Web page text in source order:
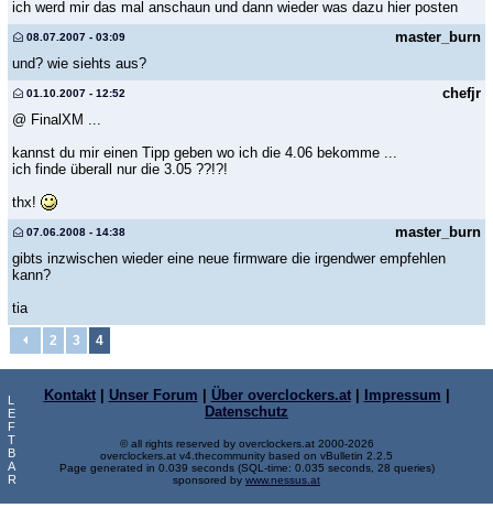
ich werd mir das mal anschaun und dann wieder was dazu hier posten
master_burn
08.07.2007 - 03:09
und? wie siehts aus?
chefjr
01.10.2007 - 12:52
@ FinalXM ...
kannst du mir einen Tipp geben wo ich die 4.06 bekomme ...
ich finde überall nur die 3.05 ??!?!
thx!
master_burn
07.06.2008 - 14:38
gibts inzwischen wieder eine neue firmware die irgendwer empfehlen
kann?
tia
2 3 4
L
E
F
T
B
A
R
Kontakt| Unser Forum Über overclockers.at| Impressum
Datenschutz
© all rights reserved by overclockers.at 2000-2026
overclockers.at v4.thecommunity based on vBulletin 2.2.5
Page generated in 0.039 seconds (SQL-time: 0.035 seconds, 28 queries)
sponsored by www.nessus.at